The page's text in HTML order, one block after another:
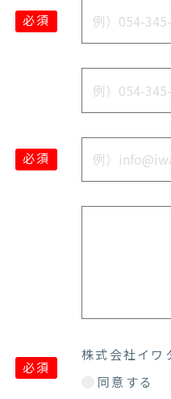
必須
必須
必須
株式会社イワ
同意する